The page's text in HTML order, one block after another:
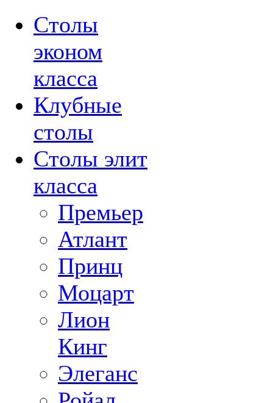
Столы
эконом
класса
Клубные
столы
Столы элит
класса
Премьер
Атлант
Принц
Моцарт
Лион
Кинг
Элеганс